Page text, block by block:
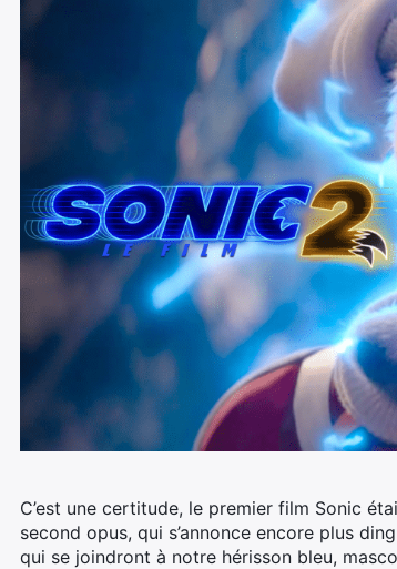
C’est une certitude, le premier film Sonic
second opus, qui s’annonce encore plus
qui se joindront à notre hérisson bleu,